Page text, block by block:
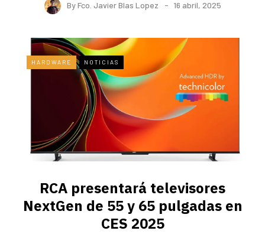
ByFco. Javier Blas Lopez 16 abril, 2025
HARDWARE NOTICIAS
RCA presentará televisores
NextGen de 55 y 65 pulgadas en
CES 2025